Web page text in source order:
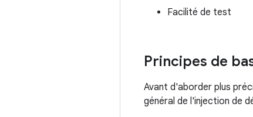
Facilité de test
Principes de
Avant d'aborder plus
général de l'injection de